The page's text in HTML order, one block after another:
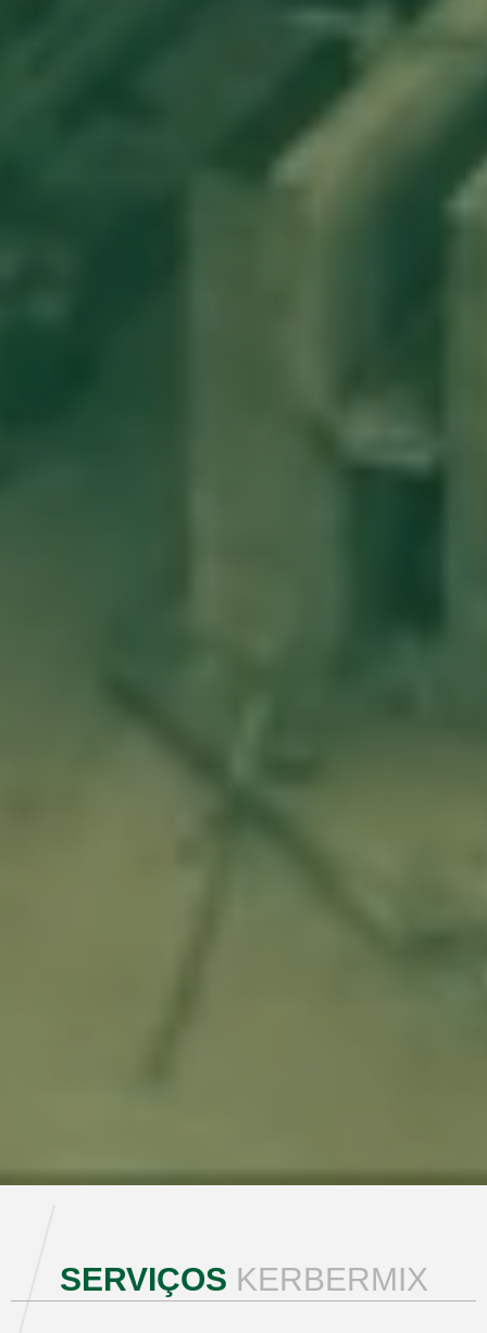
SERVIÇOS KERBERMIX